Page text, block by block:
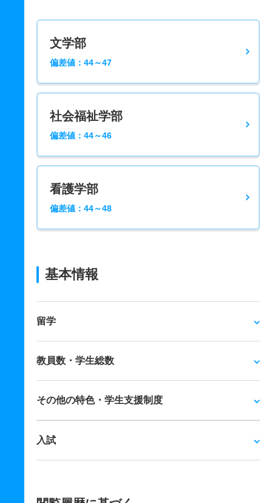
文学部
偏差値：44～47
社会福祉学部
偏差値：44～46
看護学部
偏差値：44～48
基本情報
留学
教員数・学生総数
その他の特色・学生支援制度
入試